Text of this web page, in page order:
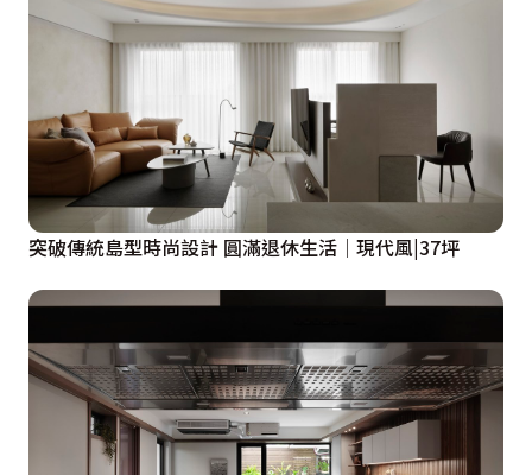
突破傳統島型時尚設計 圓滿退休生活│現代風|37坪